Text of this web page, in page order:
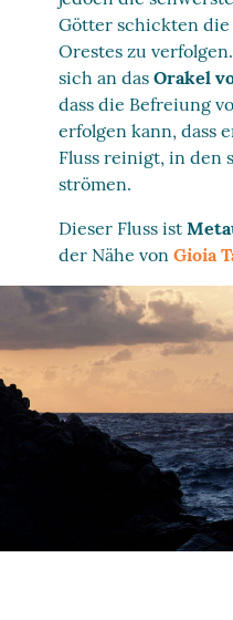
Götter schickten
Orestes zu
sich an dasOrakel
dass die Befreiung
erfolgen kann, dass
Fluss reinigt, in den
strömen.
Dieser Fluss ist
der Nähe vonGioia